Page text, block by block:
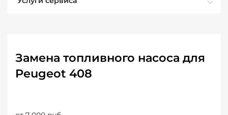
Замена топливного насоса для
Peugeot 408